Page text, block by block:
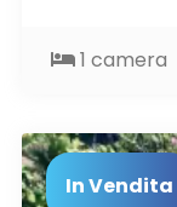
1 camera
In Vendita